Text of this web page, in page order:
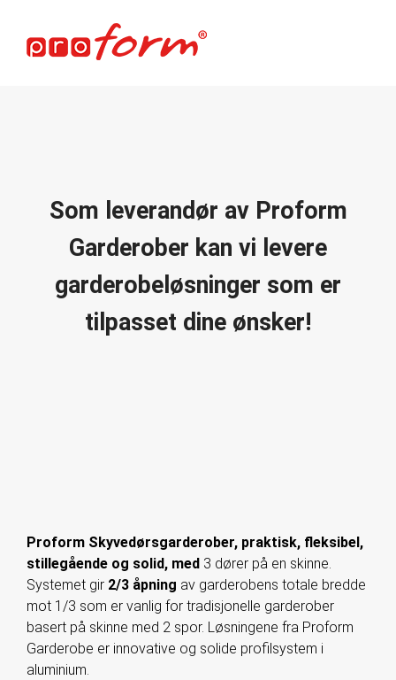
Som leverandør av Proform
Garderober kan vi levere
garderobeløsninger som er
tilpasset dine ønsker!
Proform Skyvedørsgarderober, praktisk, fleksibel,
stillegående og solid, med 3 dører på en skinne.
Systemet gir 2/3 åpning av garderobens totale bredde
mot 1/3 som er vanlig for tradisjonelle garderober
basert på skinne med 2 spor. Løsningene fra Proform
Garderobe er innovative og solide profilsystem i
aluminium.